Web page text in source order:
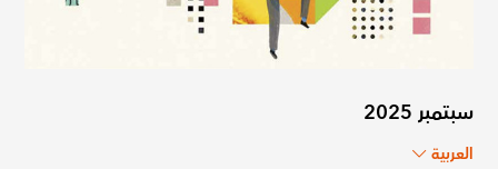
سبتمبر 2025
العربية